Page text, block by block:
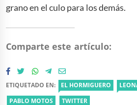
grano en el culo para los demás.
Comparte este artículo:
ETIQUETADO EN: EL HORMIGUERO
PABLO MOTOS
TWITTER